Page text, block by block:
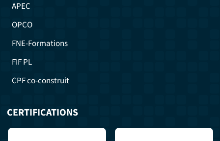
CERTIFICATIONS
APEC
OPCO
FNE-Formations
FIF PL
CPF co-construit